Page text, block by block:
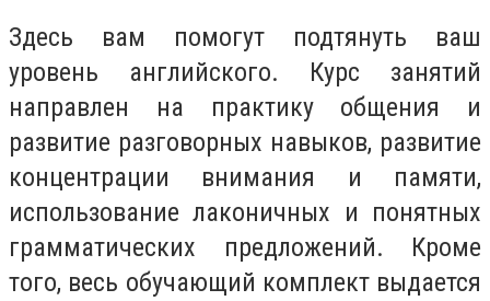
Здесь вам помогут подтянуть ваш
уровень английского. Курс занятий
направлен на практику общения и
развитие разговорных навыков, развитие
концентрации внимания и памяти,
использование лаконичных и понятных
грамматических предложений. Кроме
того, весь обучающий комплект выдается